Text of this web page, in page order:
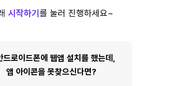
시작하기 를 눌러 진행하세요~
드로이드폰에 웹앱 설치를 했는데,
앱 아이콘을 못찾으신다면?